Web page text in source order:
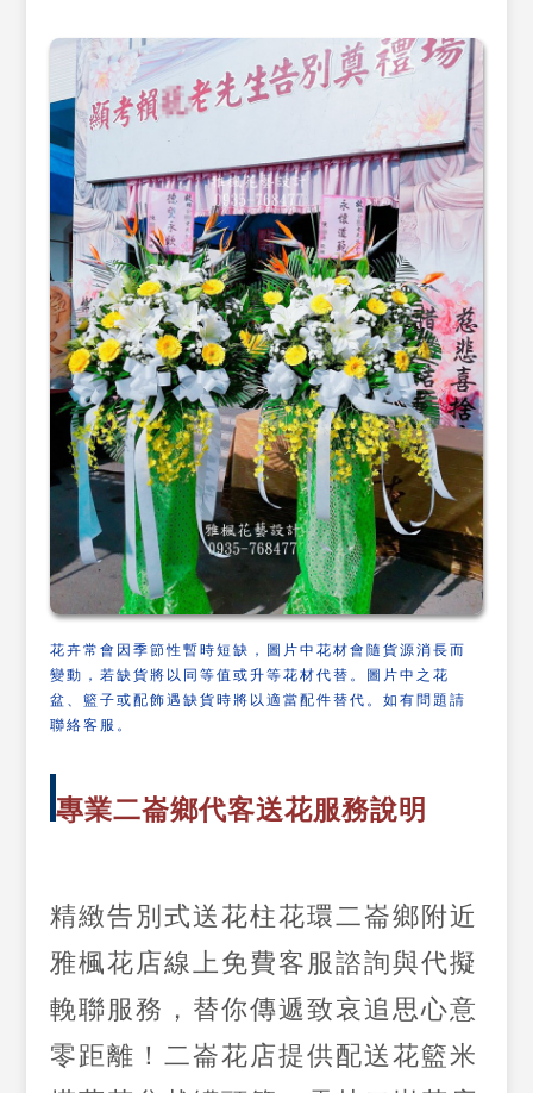
花卉常會因季節性暫時短缺，圖片中花材會隨貨源消長而
變動，若缺貨將以同等值或升等花材代替。圖片中之花
盆、籃子或配飾遇缺貨時將以適當配件替代。如有問題請
聯絡客服。
專業二崙鄉代客送花服務說明
精緻告別式送花柱花環二崙鄉附近
雅楓花店線上免費客服諮詢與代擬
輓聯服務，替你傳遞致哀追思心意
零距離！二崙花店提供配送花籃米